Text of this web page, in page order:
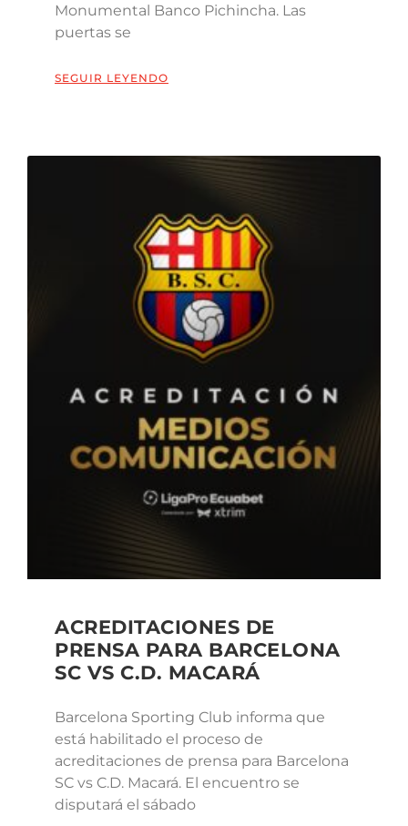
Monumental Banco Pichincha. Las
puertas se
SEGUIR LEYENDO
ACREDITACIONES DE
PRENSA PARA BARCELONA
SC VS C.D. MACARÁ
Barcelona Sporting Club informa que
está habilitado el proceso de
acreditaciones de prensa para Barcelona
SC vs C.D. Macará. El encuentro se
disputará el sábado